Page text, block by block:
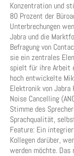
Konzentration und
80 Prozent der
Unterbrechungen
Jabra und die
Befragung von
sie ein zentrales
spielt für ihre Arbeit
hoch entwickelte
Elektronik von
Noise Cancelling
Stimme des
Sprachqualität,
Feature: Ein
Kollegen darüber,
werden möchte.